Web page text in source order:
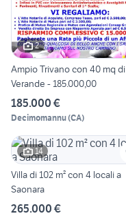
2
Ampio Trivano con 40 mq di
Verande - 185.000,00
185.000 €
Decimomannu(CA)
14
Villa di 102 m² con 4 locali a
Saonara
265.000 €